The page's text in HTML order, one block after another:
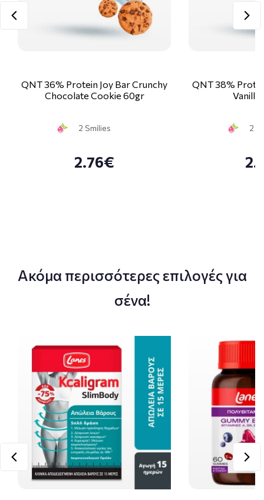
QNT 36% Protein Joy Bar Crunchy
Chocolate Cookie 60gr
2 Smilies
2.76€
QNT 38%
Vanilla
2
Ακόμα περισσότερες επιλογές για
σένα!